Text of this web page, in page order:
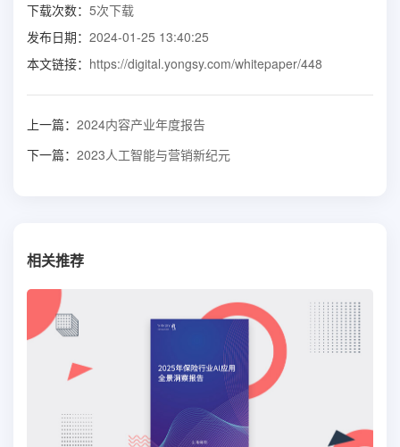
下载次数： 5次下载
发布日期： 2024-01-25 13:40:25
本文链接： https://digital.yongsy.com/whitepaper/448
上一篇： 2024内容产业年度报告
下一篇： 2023人工智能与营销新纪元
相关推荐